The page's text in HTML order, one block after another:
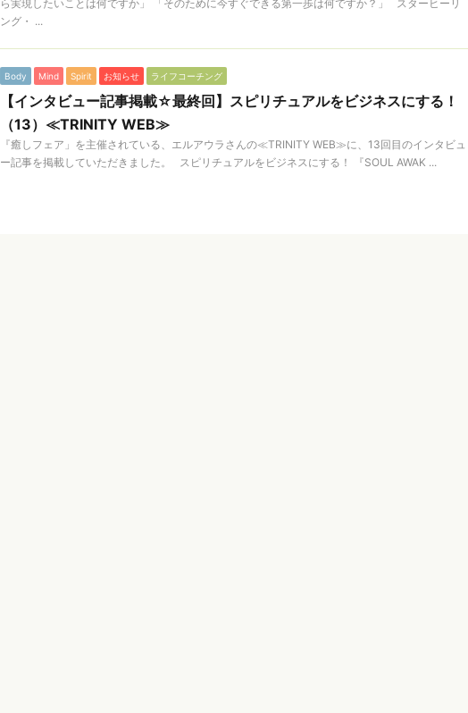
ら実現したいことは何ですか」 「そのために今すぐできる第一歩は何ですか？」 スターヒーリ
ング・ ...
Body Mind Spirit お知らせ ライフコーチング
【インタビュー記事掲載☆最終回】スピリチュアルをビジネスにする！
（13）≪TRINITY WEB≫
『癒しフェア」を主催されている、エルアウラさんの≪TRINITY WEB≫に、13回目のインタビュ
ー記事を掲載していただきました。 スピリチュアルをビジネスにする！ 『SOUL AWAK ...